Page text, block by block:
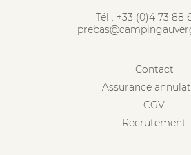
Tél : +33 (0)4 73 88
Contact
Assurance
CGV
Recrutement